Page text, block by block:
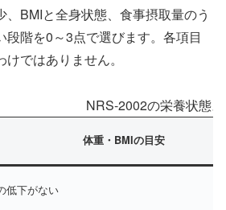
BMIと全身状態、食事摂取量のう
段階を0～3点で選びます。各項目
ではありません。
NRS-2002の栄養状態
体重・BMIの目安
低下がない